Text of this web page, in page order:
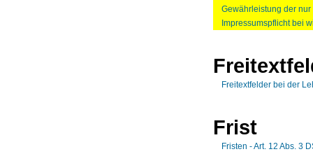
Gewährleistung der
Impressumspflicht bei
Freitextfelder bei der
Frist
Fristen - Art. 12 Abs. 3